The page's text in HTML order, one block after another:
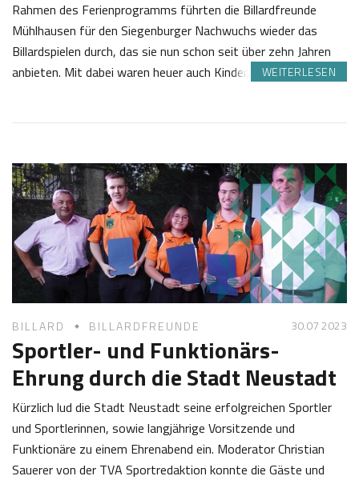
Rahmen des Ferienprogramms führten die Billardfreunde
Mühlhausen für den Siegenburger Nachwuchs wieder das
Billardspielen durch, das sie nun schon seit über zehn Jahren
anbieten. Mit dabei waren heuer auch Kinder…
WEITERLESEN
8
0
8
2
0
2
3
a
i
n
e
Z
o
t
BILLARD BILLARDFREUNDE 30.07 2023
Sportler- und Funktionärs-
Ehrung durch die Stadt Neustadt
Kürzlich lud die Stadt Neustadt seine erfolgreichen Sportler
und Sportlerinnen, sowie langjährige Vorsitzende und
Funktionäre zu einem Ehrenabend ein. Moderator Christian
Sauerer von der TVA Sportredaktion konnte die Gäste und